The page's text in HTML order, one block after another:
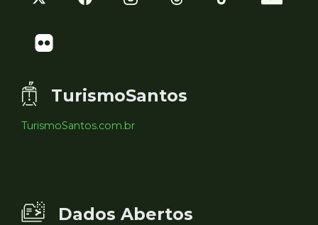
TurismoSantos
TurismoSantos.com.br
Dados Abertos